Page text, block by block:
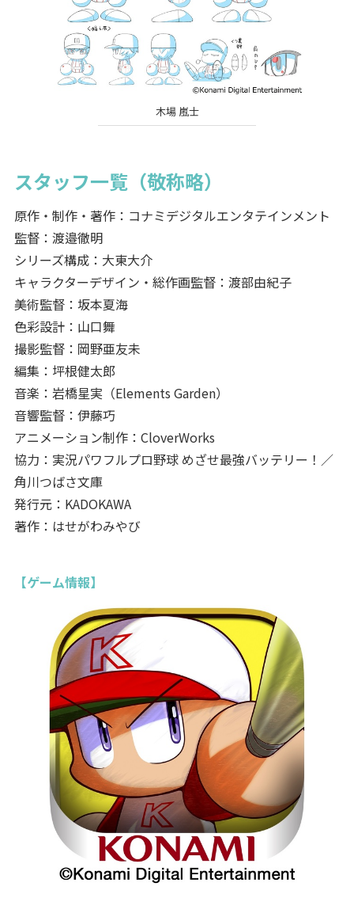
木場 嵐士
スタッフ一覧（敬称略）
原作・制作・著作：コナミデジタルエンタテインメント
監督：渡邉徹明
シリーズ構成：大東大介
キャラクターデザイン・総作画監督：渡部由紀子
美術監督：坂本夏海
色彩設計：山口舞
撮影監督：岡野亜友未
編集：坪根健太郎
音楽：岩橋星実（Elements Garden）
音響監督：伊藤巧
アニメーション制作：CloverWorks
協力：実況パワフルプロ野球 めざせ最強バッテリー！／
角川つばさ文庫
発行元：KADOKAWA
著作：はせがわみやび
【ゲーム情報】